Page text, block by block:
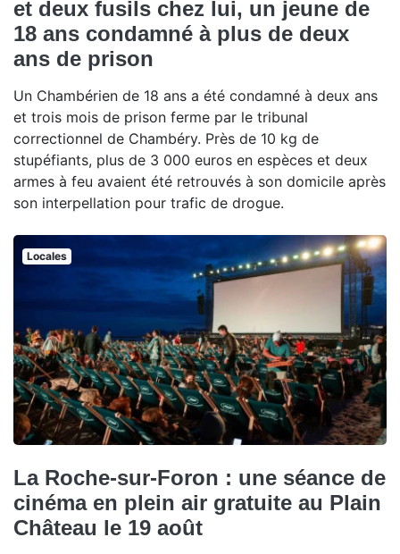
et deux fusils chez lui, un jeune de
18 ans condamné à plus de deux
ans de prison
Un Chambérien de 18 ans a été condamné à deux ans
et trois mois de prison ferme par le tribunal
correctionnel de Chambéry. Près de 10 kg de
stupéfiants, plus de 3 000 euros en espèces et deux
armes à feu avaient été retrouvés à son domicile après
son interpellation pour trafic de drogue.
Locales
La Roche-sur-Foron : une séance de
cinéma en plein air gratuite au Plain
Château le 19 août